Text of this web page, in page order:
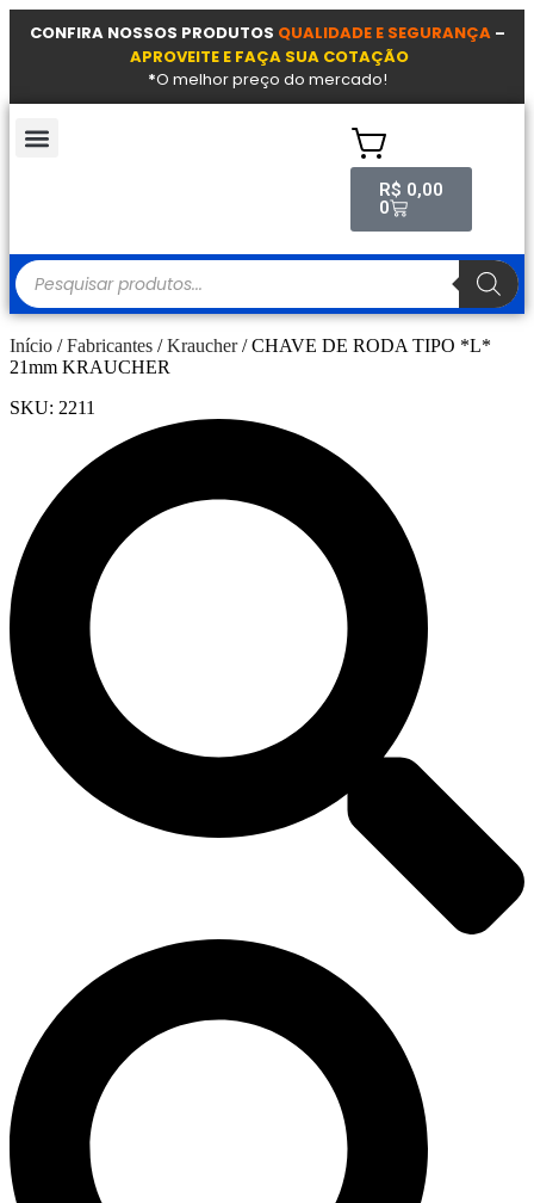
*O melhor preço do mercado!
CONFIRA NOSSOS PRODUTOS QUALIDADE E SEGURANÇA –
APROVEITE E FAÇA SUA COTAÇÃO
R$ 0,00
0
Início /Fabricantes /Kraucher/ CHAVE DE RODA TIPO *L*
21mm KRAUCHER
SKU: 2211